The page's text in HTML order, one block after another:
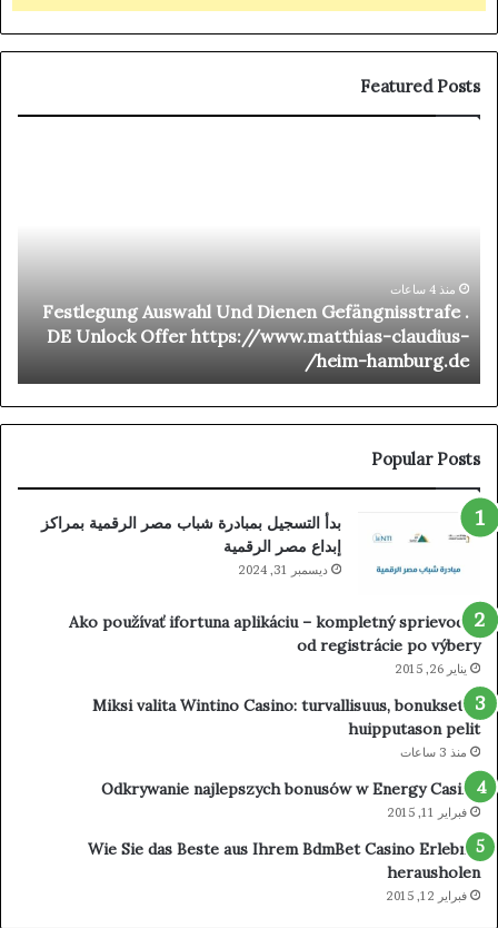
Featured Posts
DE
Unlock
Offer
https://www.matthias-
claudius-
heim-
hamburg.de/
منذ 4 ساعات
Festlegung Auswahl Und Dienen Gefängnisstrafe .
DE Unlock Offer https://www.matthias-claudius-
heim-hamburg.de/
_
Popular Posts
بدأ التسجيل بمبادرة شباب مصر الرقمية بمراكز
إبداع مصر الرقمية
ديسمبر 31, 2024
Ako používať ifortuna aplikáciu – kompletný sprievodca
od registrácie po výbery
يناير 26, 2015
Miksi valita Wintino Casino: turvallisuus, bonukset ja
huipputason pelit
منذ 3 ساعات
Odkrywanie najlepszych bonusów w Energy Casino
فبراير 11, 2015
Wie Sie das Beste aus Ihrem BdmBet Casino Erlebnis
herausholen
فبراير 12, 2015